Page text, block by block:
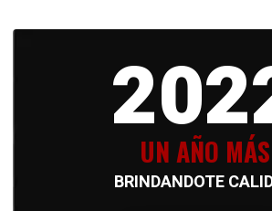
UN AÑO MÁS
BRINDANDOTE